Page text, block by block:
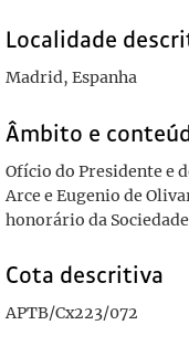
Localidade
Madrid, Espanha
Âmbito e
Ofício do Presidente e
Arce e Eugenio de
honorário da
Cota descritiva
APTB/Cx223/072